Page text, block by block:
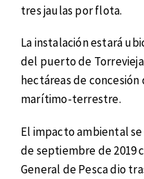
tres jaulas por flota.
La instalación estará
del puerto de
hectáreas de
marítimo-terrestre.
El impacto ambiental
de septiembre de 2019
General de Pesca dio